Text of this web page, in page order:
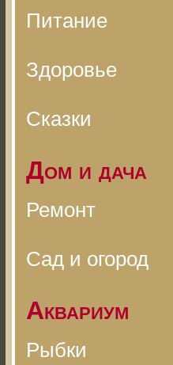
Питание
Здоровье
Сказки
Дом и дача
Ремонт
Сад и огород
Аквариум
Рыбки